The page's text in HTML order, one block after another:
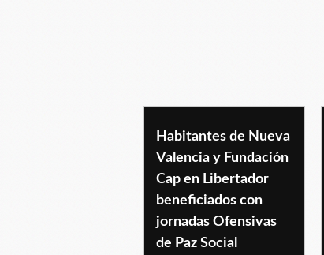
asistenciatecnica
Habitantes de Nueva
Valencia y Fundación
Cap en Libertador
beneficiados con
jornadas Ofensivas
de Paz Social